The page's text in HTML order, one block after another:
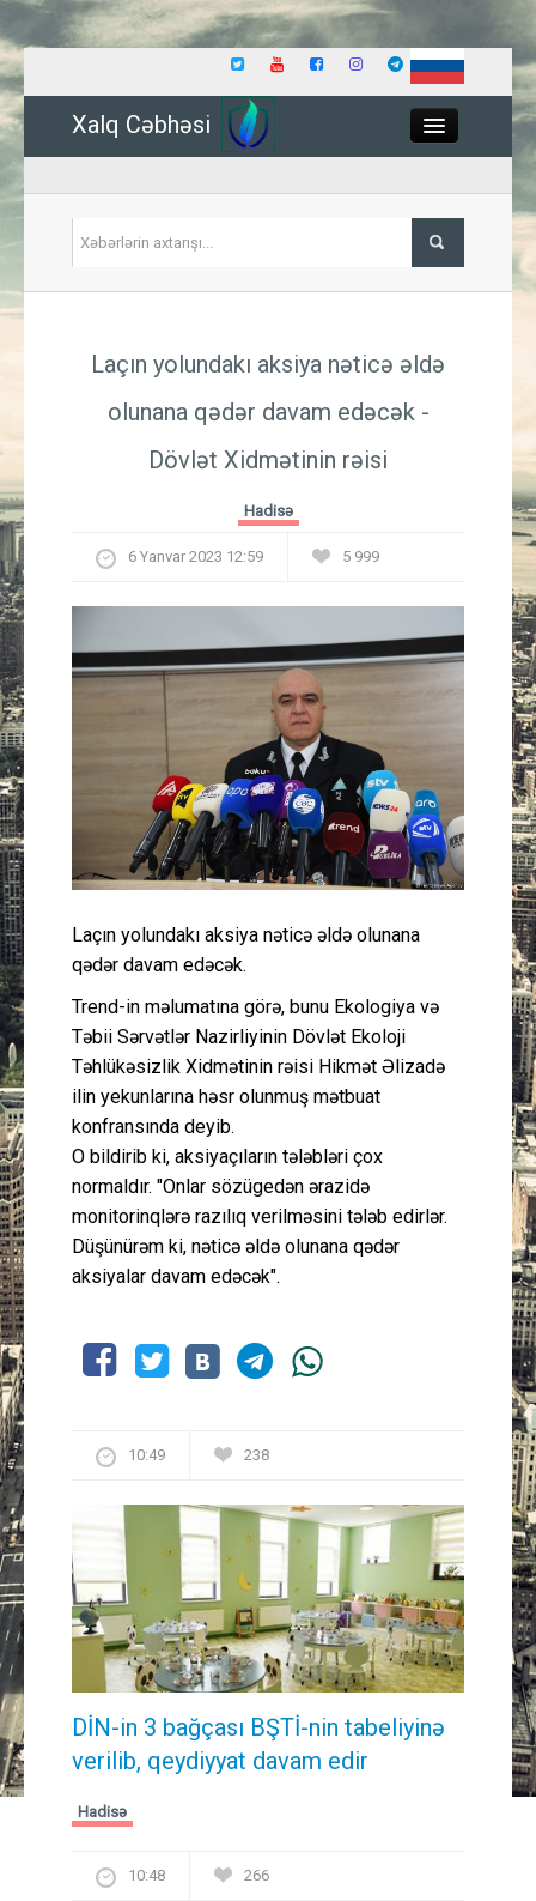
Xalq Cəbhəsi
İqtisadiyyat
Güney Azərbaycan
Müsahibə
İdman
Layihə
Gündəm
Cəmiyyət
Əlaqə
Laçın yolundakı aksiya nəticə əldə
olunana qədər davam edəcək -
Dövlət Xidmətinin rəisi
Hadisə
6 Yanvar 2023 12:59 5 999
Laçın yolundakı aksiya nəticə əldə olunana
qədər davam edəcək.
Trend-in məlumatına görə, bunu Ekologiya və
Təbii Sərvətlər Nazirliyinin Dövlət Ekoloji
Təhlükəsizlik Xidmətinin rəisi Hikmət Əlizadə
ilin yekunlarına həsr olunmuş mətbuat
konfransında deyib.
O bildirib ki, aksiyaçıların tələbləri çox
normaldır. "Onlar sözügedən ərazidə
monitorinqlərə razılıq verilməsini tələb edirlər.
Düşünürəm ki, nəticə əldə olunana qədər
aksiyalar davam edəcək".
10:49 238
DİN-in 3 bağçası BŞTİ-nin tabeliyinə
verilib, qeydiyyat davam edir
Hadisə
10:48 266